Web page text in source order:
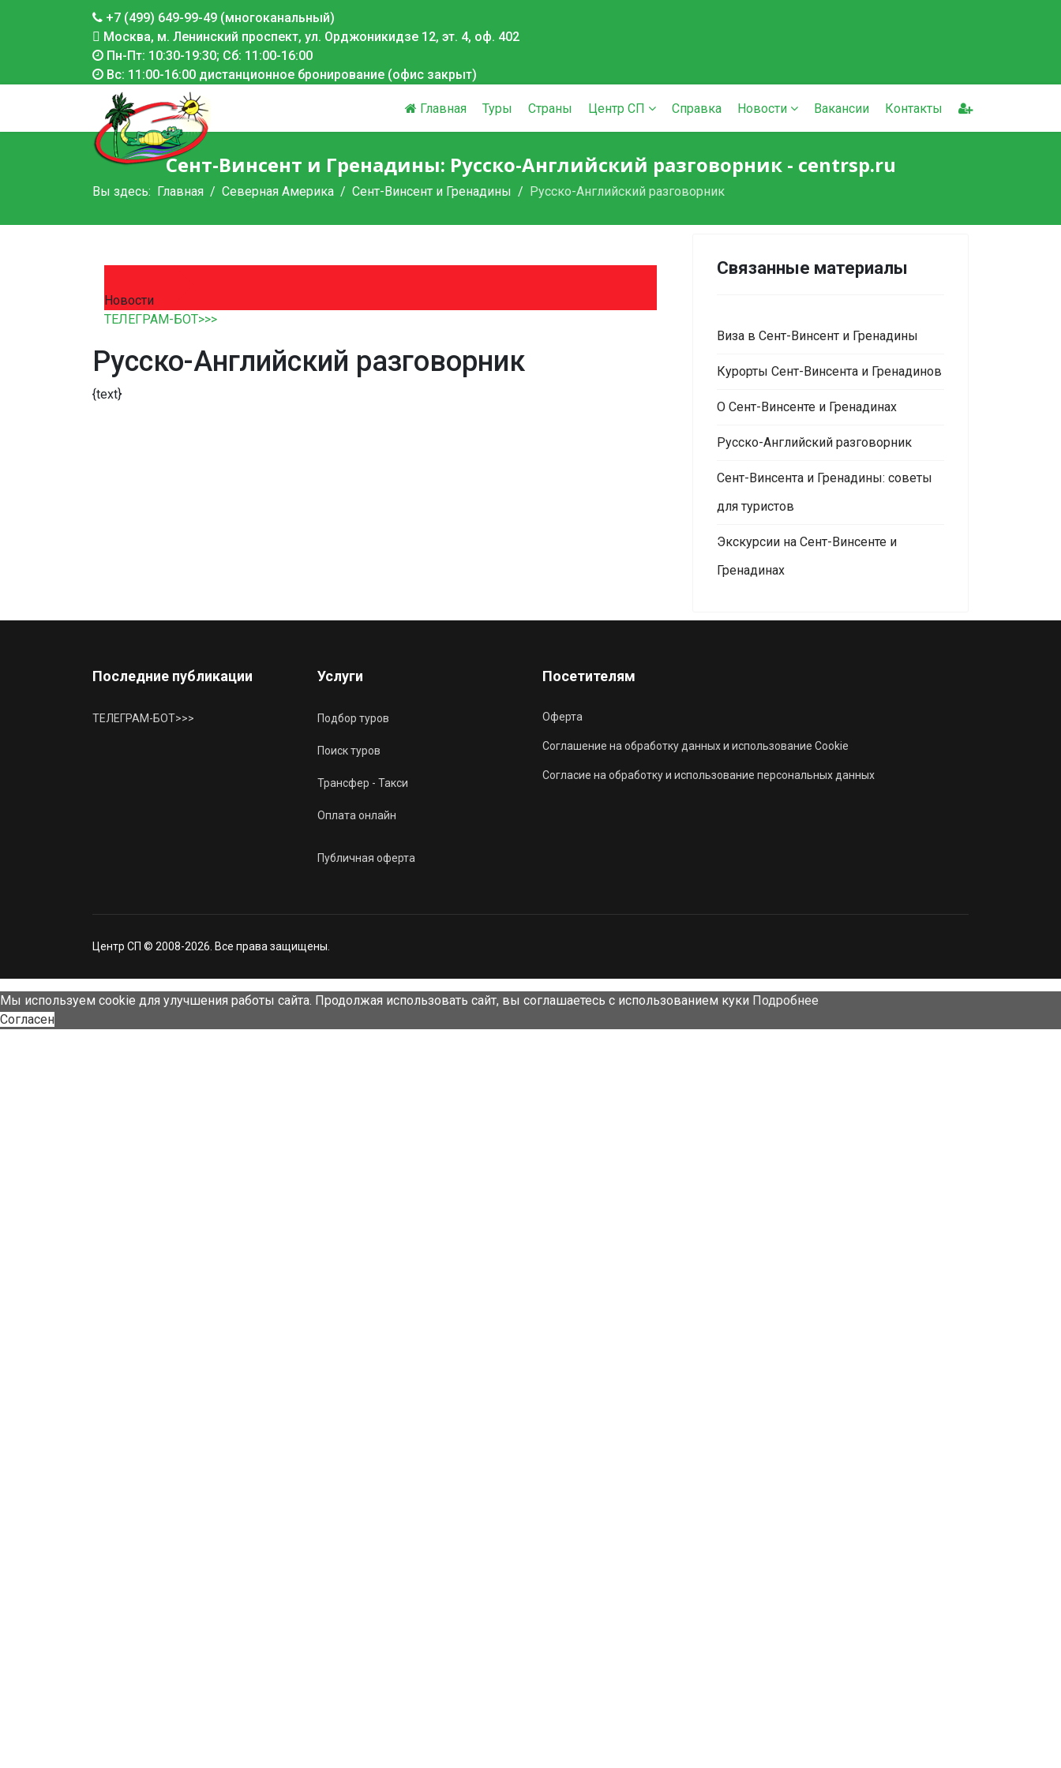
+7 (499) 649-99-49 (многоканальный)
Москва, м. Ленинский проспект, ул. Орджоникидзе 12, эт. 4, оф. 402
Пн-Пт: 10:30-19:30; Сб: 11:00-16:00
Вс: 11:00-16:00 дистанционное бронирование (офис закрыт)
Главная Туры Страны Центр СП Справка Новости Вакансии Контакты
Сент-Винсент и Гренадины: Русско-Английский разговорник - centrsp.ru
Вы здесь: Главная Северная Америка Сент-Винсент и Гренадины Русско-Английский разговорник
Новости
ТЕЛЕГРАМ-БОТ>>>
Русско-Английский разговорник
{text}
Связанные материалы
Виза в Сент-Винсент и Гренадины
Курорты Сент-Винсента и Гренадинов
О Сент-Винсенте и Гренадинах
Русско-Английский разговорник
Сент-Винсента и Гренадины: советы
для туристов
Экскурсии на Сент-Винсенте и
Гренадинах
Последние публикации
ТЕЛЕГРАМ-БОТ>>>
Услуги
Подбор туров
Поиск туров
Трансфер - Такси
Оплата онлайн
Публичная оферта
Посетителям
Оферта
Соглашение на обработку данных и использование Cookie
Согласие на обработку и использование персональных данных
Центр СП © 2008-2026. Все права защищены.
Мы используем cookie для улучшения работы сайта. Продолжая использовать сайт, вы соглашаетесь с использованием куки Подробнее
Согласен